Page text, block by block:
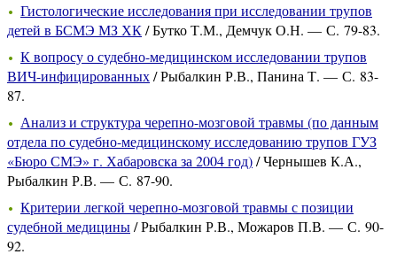
Гистологические исследования при исследовании трупов
детей в БСМЭ МЗ ХК/ Бутко Т.М., Демчук О.Н. — С. 79-83.
К вопросу о судебно-медицинском исследовании трупов
ВИЧ-инфицированных/ Рыбалкин Р.В., Панина Т. — С. 83-
87.
Анализ и структура черепно-мозговой травмы (по данным
отдела по судебно-медицинскому исследованию трупов ГУЗ
«Бюро СМЭ» г. Хабаровска за 2004 год)/ Чернышев К.А.,
Рыбалкин Р.В. — С. 87-90.
Критерии легкой черепно-мозговой травмы с позиции
судебной медицины/ Рыбалкин Р.В., Можаров П.В. — С. 90-
92.